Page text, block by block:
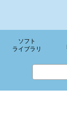
ソフト
ライブラリ